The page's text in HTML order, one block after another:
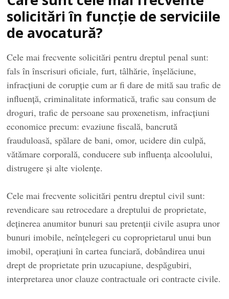
solicitări în funcție de serviciile
de avocatură?
Cele mai frecvente solicitări pentru dreptul penal sunt:
fals în înscrisuri oficiale, furt, tâlhărie, înșelăciune,
infracțiuni de corupție cum ar fi dare de mită sau trafic de
influență, criminalitate informatică, trafic sau consum de
droguri, trafic de persoane sau proxenetism, infracțiuni
economice precum: evaziune fiscală, bancrută
frauduloasă, spălare de bani, omor, ucidere din culpă,
vătămare corporală, conducere sub influența alcoolului,
distrugere și alte violențe.
Cele mai frecvente solicitări pentru dreptul civil sunt:
revendicare sau retrocedare a dreptului de proprietate,
deținerea anumitor bunuri sau pretenții civile asupra unor
bunuri imobile, neînțelegeri cu coproprietarul unui bun
imobil, operațiuni în cartea funciară, dobândirea unui
drept de proprietate prin uzucapiune, despăgubiri,
interpretarea unor clauze contractuale ori contracte civile.